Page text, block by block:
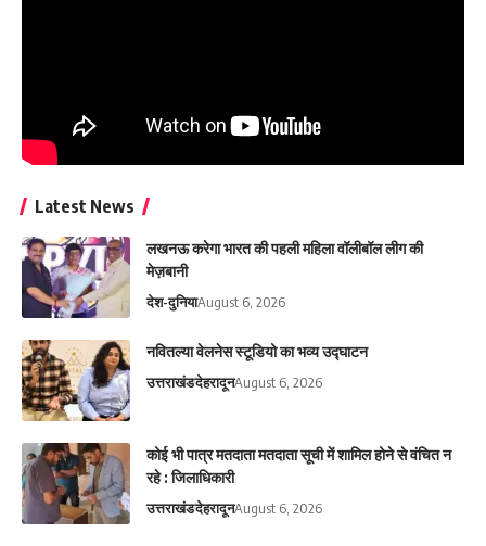
Latest News
लखनऊ करेगा भारत की पहली महिला वॉलीबॉल लीग की
मेज़बानी
देश-दुनियाAugust 6, 2026
नवितल्या वेलनेस स्टूडियो का भव्य उद्घाटन
उत्तराखंडदेहरादूनAugust 6, 2026
कोई भी पात्र मतदाता मतदाता सूची में शामिल होने से वंचित न
रहे : जिलाधिकारी
उत्तराखंडदेहरादूनAugust 6, 2026